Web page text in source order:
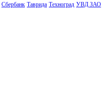
Сбербанк Таврида Техноград УВД ЗАО